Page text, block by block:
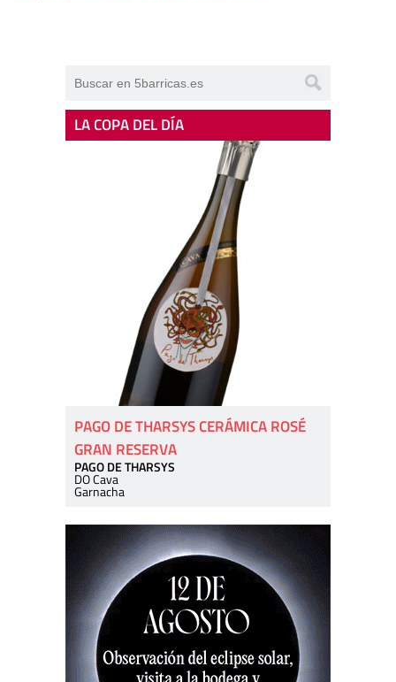
LA COPA DEL DÍA
PAGO DE THARSYS CERÁMICA ROSÉ
GRAN RESERVA
PAGO DE THARSYS
DO Cava
Garnacha